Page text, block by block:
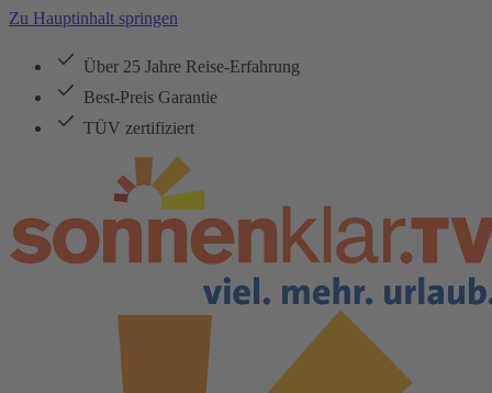
Zu Hauptinhalt springen
Über 25 Jahre Reise-Erfahrung
Best-Preis Garantie
TÜV zertifiziert